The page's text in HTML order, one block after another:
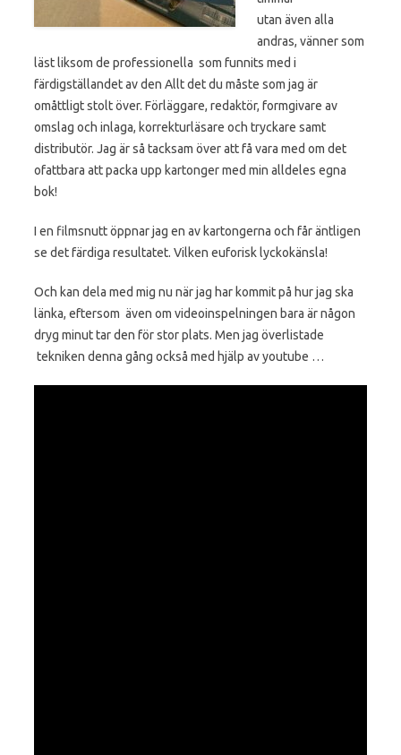
utan även alla
andras, vänner som
läst liksom de professionella som funnits med i
färdigställandet av den Allt det du måste som jag är
omåttligt stolt över. Förläggare, redaktör, formgivare av
omslag och inlaga, korrekturläsare och tryckare samt
distributör. Jag är så tacksam över att få vara med om det
ofattbara att packa upp kartonger med min alldeles egna
bok!
I en filmsnutt öppnar jag en av kartongerna och får äntligen
se det färdiga resultatet. Vilken euforisk lyckokänsla!
Och kan dela med mig nu när jag har kommit på hur jag ska
länka, eftersom även om videoinspelningen bara är någon
dryg minut tar den för stor plats. Men jag överlistade
tekniken denna gång också med hjälp av youtube …